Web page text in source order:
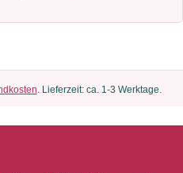
. Lieferzeit: ca. 1-3 Werktage.